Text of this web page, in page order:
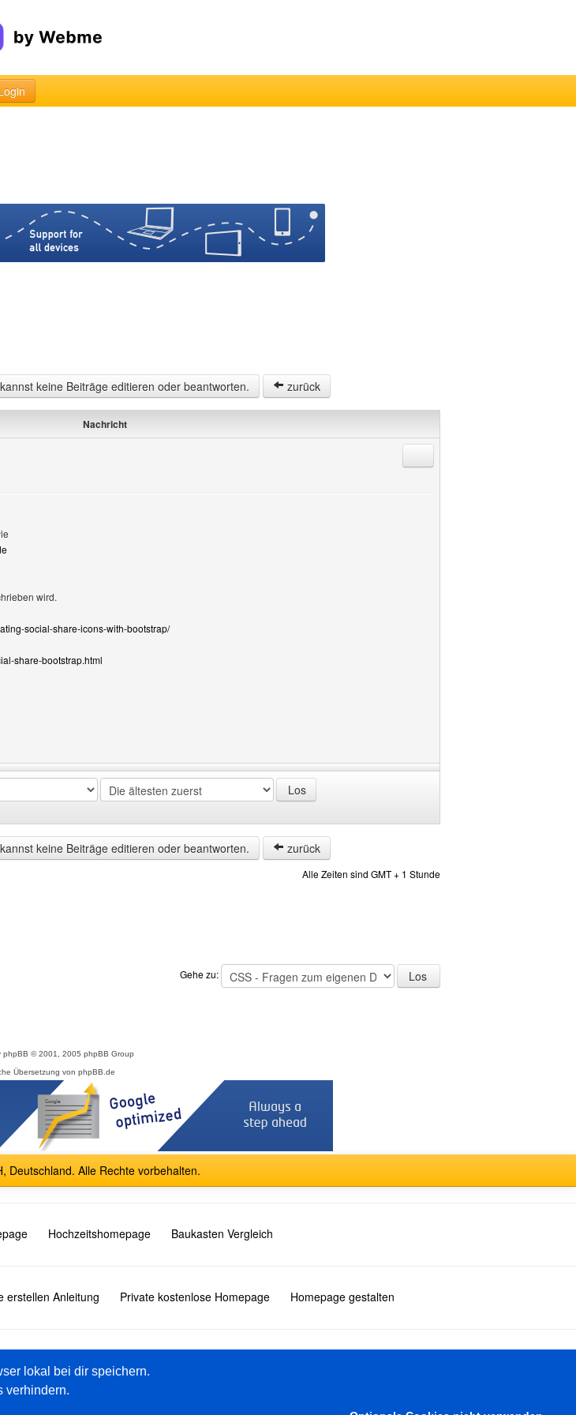
keine Beiträge editieren oder beantworten. zurück
Nachricht
wird.
social-share-icons-with-bootstrap/
share-bootstrap.html
keine Beiträge editieren oder beantworten. zurück
Alle Zeiten sind GMT + 1 Stunde
Gehe zu:
phpBB © 2001, 2005 phpBB Group
Übersetzung von phpBB.de
Deutschland. Alle Rechte vorbehalten.
Hochzeitshomepage Baukasten Vergleich
erstellen Anleitung Private kostenlose Homepage Homepage gestalten
lokal bei dir speichern.
verhindern.